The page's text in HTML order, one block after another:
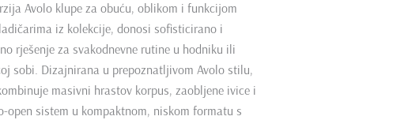
Avolo klupe za obuću, oblikom i funkcijom
iz kolekcije, donosi sofisticirano i
rješenje za svakodnevne rutine u hodniku ili
sobi. Dizajnirana u prepoznatljivom Avolo stilu,
masivni hrastov korpus, zaobljene ivice i
open sistem u kompaktnom, niskom formatu s